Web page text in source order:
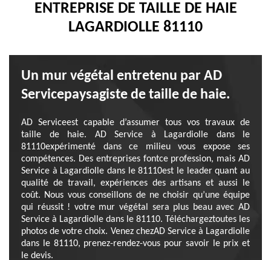
ENTREPRISE DE TAILLE DE HAIE
LAGARDIOLLE 81110
Un mur végétal entretenu par AD
Servicepaysagiste de taille de haie.
AD Serviceest capable d’assumer tous vos travaux de
taille de haie. AD Service à Lagardiolle dans le
81110expérimenté dans ce milieu vous expose ses
compétences. Des entreprises fontce profession, mais AD
Service à Lagardiolle dans le 81110est le leader quant au
qualité de travail, expériences des artisans et aussi le
coût. Nous vous conseillons de ne choisir qu’une équipe
qui réussit ! votre mur végétal sera plus beau avec AD
Service à Lagardiolle dans le 81110. Téléchargeztoutes les
photos de votre choix. Venez chezAD Service à Lagardiolle
dans le 81110, prenez-rendez-vous pour savoir le prix et
le devis.